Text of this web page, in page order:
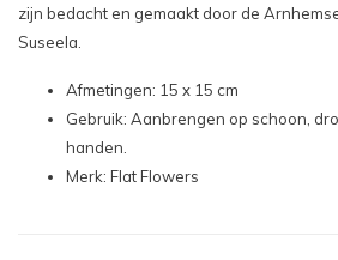
zijn bedacht en gemaakt door de
Suseela.
Afmetingen: 15 x 15 cm
Gebruik: Aanbrengen op schoon,
handen.
Merk: Flat Flowers